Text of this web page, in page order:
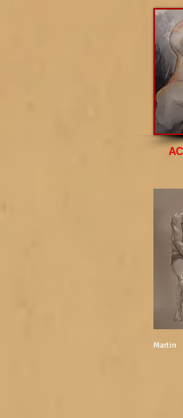
Martin